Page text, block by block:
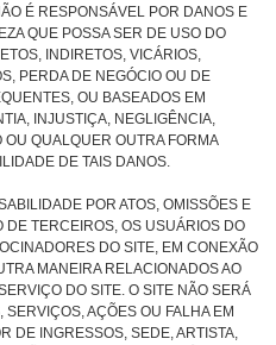
É RESPONSÁVEL POR DANOS E
QUE POSSA SER DE USO DO
INDIRETOS, VICÁRIOS,
PERDA DE NEGÓCIO OU DE
OU BASEADOS EM
INJUSTIÇA, NEGLIGÊNCIA,
QUALQUER OUTRA FORMA
DE TAIS DANOS.
POR ATOS, OMISSÕES E
TERCEIROS, OS USUÁRIOS DO
DO SITE, EM CONEXÃO
MANEIRA RELACIONADOS AO
DO SITE. O SITE NÃO SERÁ
AÇÕES OU FALHA EM
DE INGRESSOS, SEDE, ARTISTA,